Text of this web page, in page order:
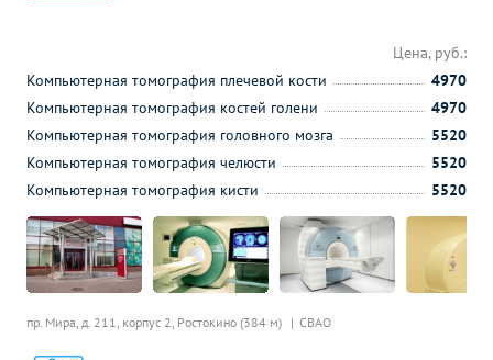
пр. Мира, д. 211, корпус 2, Ростокино (384 м) СВАО
Цена, руб.:
Компьютерная томография плечевой кости
4970
Компьютерная томография костей голени
4970
Компьютерная томография головного мозга
5520
Компьютерная томография челюсти
5520
Компьютерная томография кисти
5520